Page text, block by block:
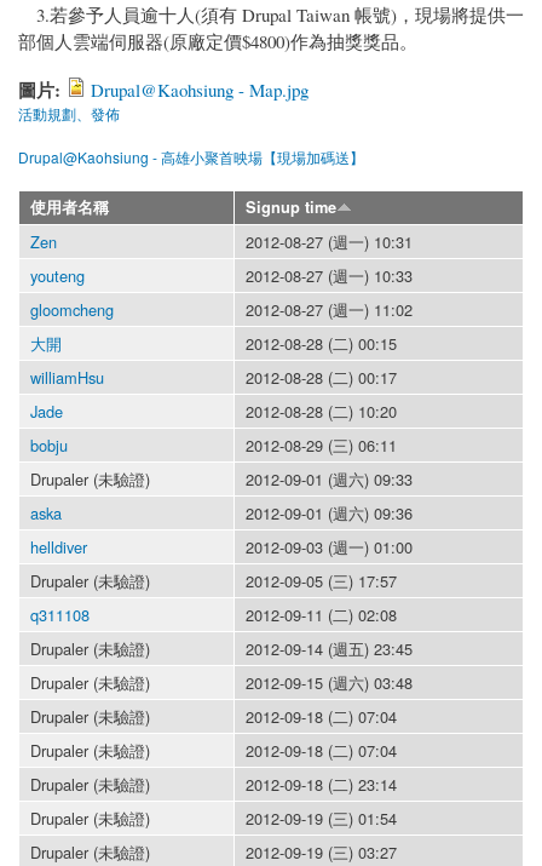
3.若參予人員逾十人(須有 Drupal Taiwan 帳號)，現場將提供一
部個人雲端伺服器(原廠定價$4800)作為抽獎獎品。
圖片: Drupal@Kaohsiung - Map.jpg
活動規劃、發佈
Drupal@Kaohsiung - 高雄小聚首映場【現場加碼送】
使用者名稱 Signup time
Zen
2012-08-27 (週一) 10:31
youteng
2012-08-27 (週一) 10:33
gloomcheng
2012-08-27 (週一) 11:02
大開
2012-08-28 (二) 00:15
williamHsu
2012-08-28 (二) 00:17
Jade
2012-08-28 (二) 10:20
bobju
2012-08-29 (三) 06:11
Drupaler (未驗證)
2012-09-01 (週六) 09:33
aska
2012-09-01 (週六) 09:36
helldiver
2012-09-03 (週一) 01:00
Drupaler (未驗證)
2012-09-05 (三) 17:57
q311108
2012-09-11 (二) 02:08
Drupaler (未驗證)
2012-09-14 (週五) 23:45
Drupaler (未驗證)
2012-09-15 (週六) 03:48
Drupaler (未驗證)
2012-09-18 (二) 07:04
Drupaler (未驗證)
2012-09-18 (二) 07:04
Drupaler (未驗證)
2012-09-18 (二) 23:14
Drupaler (未驗證)
2012-09-19 (三) 01:54
Drupaler (未驗證)
2012-09-19 (三) 03:27